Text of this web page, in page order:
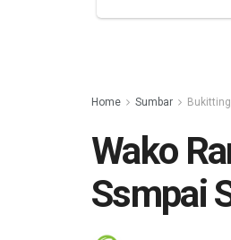
Home Sumbar
Wako
Ssmpai